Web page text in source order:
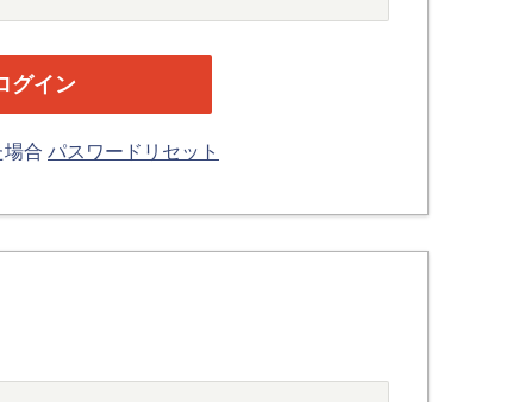
合 パスワードリセット